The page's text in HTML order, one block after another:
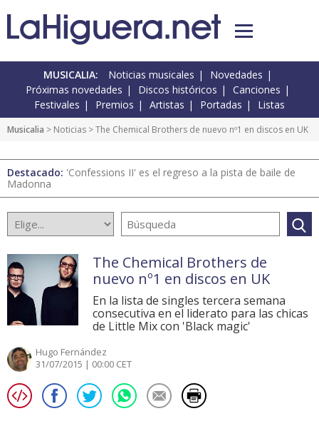
MUSICALIA: Noticias musicales
Novedades
Próximas novedades
Discos históricos
Canciones
Festivales
Premios Artistas Portadas Listas
Musicalia > Noticias > The Chemical Brothers de nuevo nº1 en discos en UK
Destacado: 'Confessions II' es el regreso a la pista de baile de
Madonna
The Chemical Brothers de
nuevo nº1 en discos en UK
En la lista de singles tercera semana
consecutiva en el liderato para las chicas
de Little Mix con 'Black magic'
Hugo Fernández
31/07/2015 | 00:00 CET